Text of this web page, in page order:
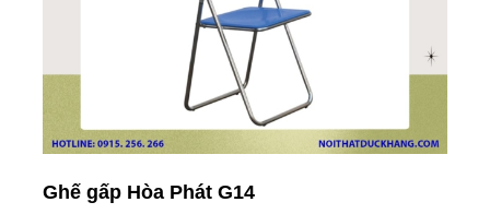
Ghế gấp Hòa Phát G14